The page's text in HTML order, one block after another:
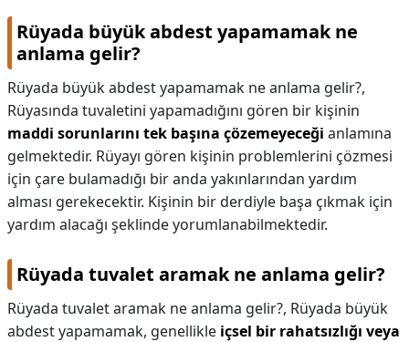
Rüyada büyük abdest yapamamak ne
anlama gelir?
Rüyada büyük abdest yapamamak ne anlama gelir?,
Rüyasında tuvaletini yapamadığını gören bir kişinin
maddi sorunlarını tek başına çözemeyeceği anlamına
gelmektedir. Rüyayı gören kişinin problemlerini çözmesi
için çare bulamadığı bir anda yakınlarından yardım
alması gerekecektir. Kişinin bir derdiyle başa çıkmak için
yardım alacağı şeklinde yorumlanabilmektedir.
Rüyada tuvalet aramak ne anlama gelir?
Rüyada tuvalet aramak ne anlama gelir?, Rüyada büyük
abdest yapamamak, genellikle içsel bir rahatsızlığı veya